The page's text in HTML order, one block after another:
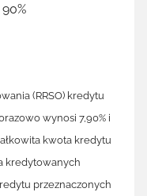
(RRSO) kredytu
wynosi 7,90% i
kwota kredytu
kredytowanych
przeznaczonych